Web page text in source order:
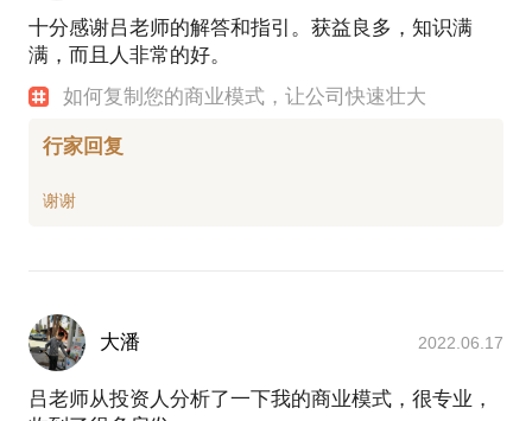
2012.4-2012.6，成功构造通过互联网招投标预订酒店
会场非标产品的业务模式，并因此获得2013.4世界青
年创业家论坛pitch大赛冠军
2015.3-2015.6撰写《唯核不破》一书，出版后，除获
还获得中央电视台财经频道的优秀管理书籍推荐；也
2015.9-2016.12,为数百家企业提供了轻咨询辅导。
求的3个月时间提前了1倍），用3.5个月时间实现2倍
目标业绩(时间上也节省了2.5个月)。此公司2016年销
售额不到3万元，2021年1250万元，利润率70%左
右。
十分感谢吕老师的解答和指引。获益良多，知识满
满，而且人非常的好。
如何复制您的商业模式，让公司快速壮大
行家回复
大潘 2022.06.17
吕老师从投资人分析了一下我的商业模式，很专业，